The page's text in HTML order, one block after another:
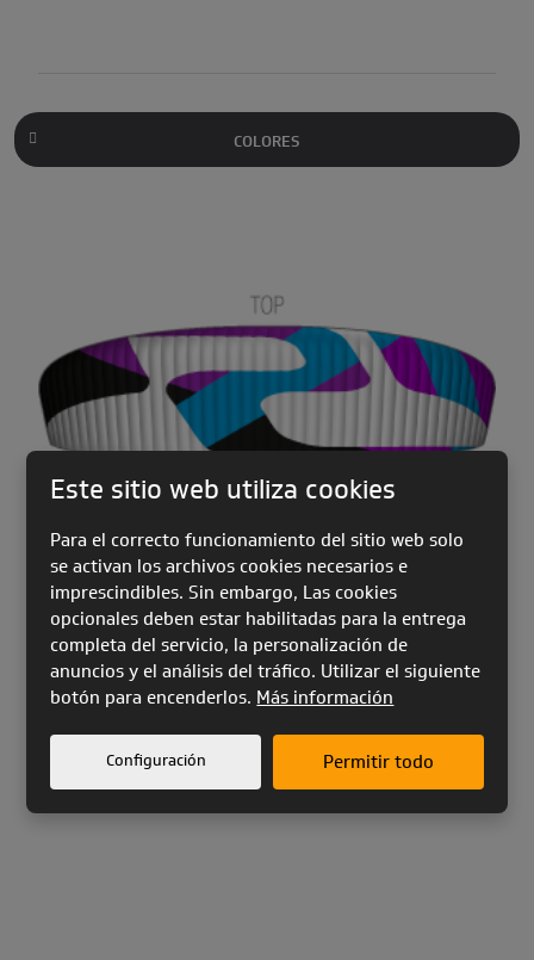
COLORES
Este sitio web utiliza cookies
Para el correcto funcionamiento del sitio web solo
se activan los archivos cookies necesarios e
imprescindibles. Sin embargo, Las cookies
opcionales deben estar habilitadas para la entrega
completa del servicio, la personalización de
anuncios y el análisis del tráfico. Utilizar el siguiente
botón para encenderlos. Más información
Configuración Permitir todo